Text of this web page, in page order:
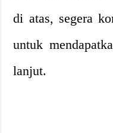
di atas, segera
untuk
lanjut.